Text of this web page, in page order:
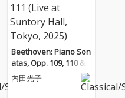
Beethoven: Piano Son
atas, Opp. 109, 110 & 1
11 (Live at Suntory Hal
l, Tokyo, 2025)
内田光子